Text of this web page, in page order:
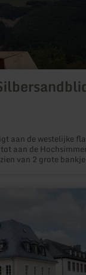
aan de westelijke
aan de
van 2 grote
een fantastisch
de omliggende
de Hohe Acht.